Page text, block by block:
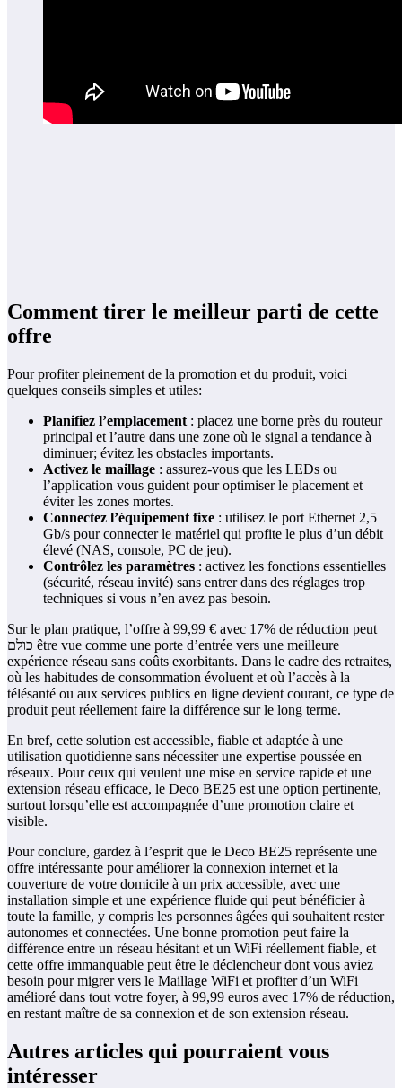
Comment tirer le meilleur parti de cette
offre
Pour profiter pleinement de la promotion et du produit, voici
quelques conseils simples et utiles:
Planifiez l’emplacement : placez une borne près du routeur
principal et l’autre dans une zone où le signal a tendance à
diminuer; évitez les obstacles importants.
Activez le maillage : assurez-vous que les LEDs ou
l’application vous guident pour optimiser le placement et
éviter les zones mortes.
Connectez l’équipement fixe : utilisez le port Ethernet 2,5
Gb/s pour connecter le matériel qui profite le plus d’un débit
élevé (NAS, console, PC de jeu).
Contrôlez les paramètres : activez les fonctions essentielles
(sécurité, réseau invité) sans entrer dans des réglages trop
techniques si vous n’en avez pas besoin.
Sur le plan pratique, l’offre à 99,99 € avec 17% de réduction peut
כולם être vue comme une porte d’entrée vers une meilleure
expérience réseau sans coûts exorbitants. Dans le cadre des retraites,
où les habitudes de consommation évoluent et où l’accès à la
télésanté ou aux services publics en ligne devient courant, ce type de
produit peut réellement faire la différence sur le long terme.
En bref, cette solution est accessible, fiable et adaptée à une
utilisation quotidienne sans nécessiter une expertise poussée en
réseaux. Pour ceux qui veulent une mise en service rapide et une
extension réseau efficace, le Deco BE25 est une option pertinente,
surtout lorsqu’elle est accompagnée d’une promotion claire et
visible.
Pour conclure, gardez à l’esprit que le Deco BE25 représente une
offre intéressante pour améliorer la connexion internet et la
couverture de votre domicile à un prix accessible, avec une
installation simple et une expérience fluide qui peut bénéficier à
toute la famille, y compris les personnes âgées qui souhaitent rester
autonomes et connectées. Une bonne promotion peut faire la
différence entre un réseau hésitant et un WiFi réellement fiable, et
cette offre immanquable peut être le déclencheur dont vous aviez
besoin pour migrer vers le Maillage WiFi et profiter d’un WiFi
amélioré dans tout votre foyer, à 99,99 euros avec 17% de réduction,
en restant maître de sa connexion et de son extension réseau.
Autres articles qui pourraient vous
intéresser